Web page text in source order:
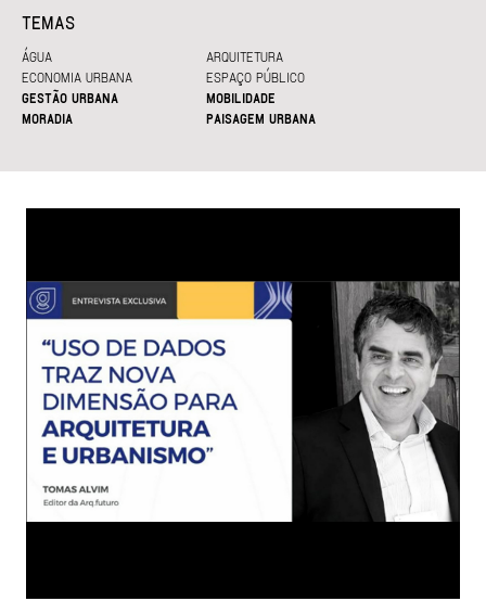
TEMAS
ÁGUA
ARQUITETURA
ECONOMIA URBANA
ESPAÇO PÚBLICO
GESTÃO URBANA
MOBILIDADE
MORADIA
PAISAGEM URBANA